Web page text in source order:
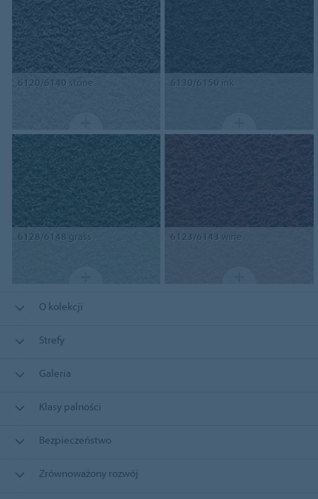
6120/6140 stone 6130/6150 ink
6128/6148 grass 6123/6143 wine
O kolekcji
Strefy
Galeria
Klasy palności
Bezpieczeństwo
Zrównoważony rozwój